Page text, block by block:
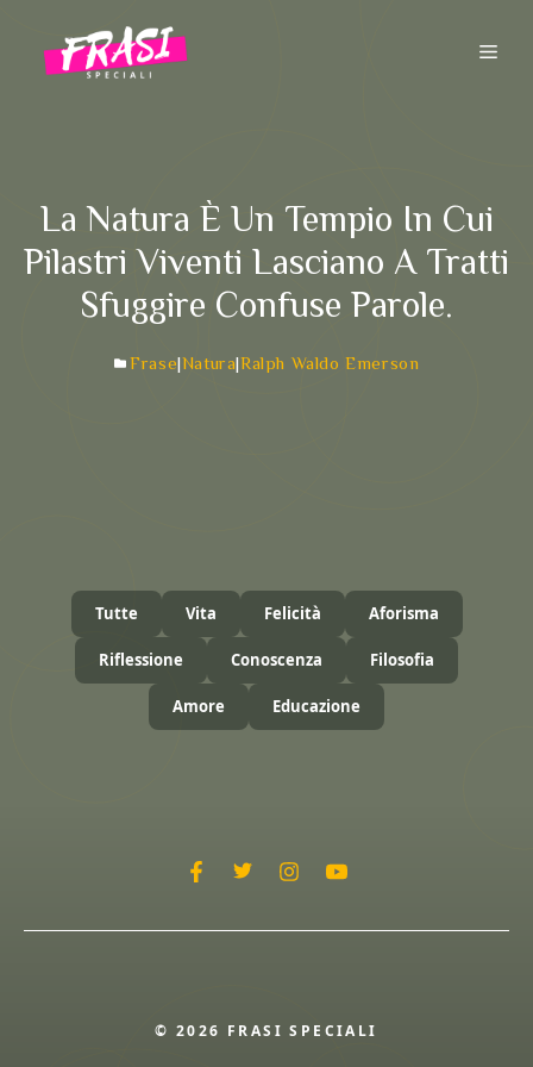
contenuto
La Natura È Un Tempio In Cui
Pilastri Viventi Lasciano A Tratti
Sfuggire Confuse Parole.
Frase|Natura|Ralph Waldo Emerson
Tutte Vita Felicità Aforisma
Riflessione Conoscenza Filosofia
Amore Educazione
© 2026 FRASI SPECIALI